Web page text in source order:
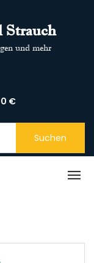
Strauch
und mehr
€
Suchen